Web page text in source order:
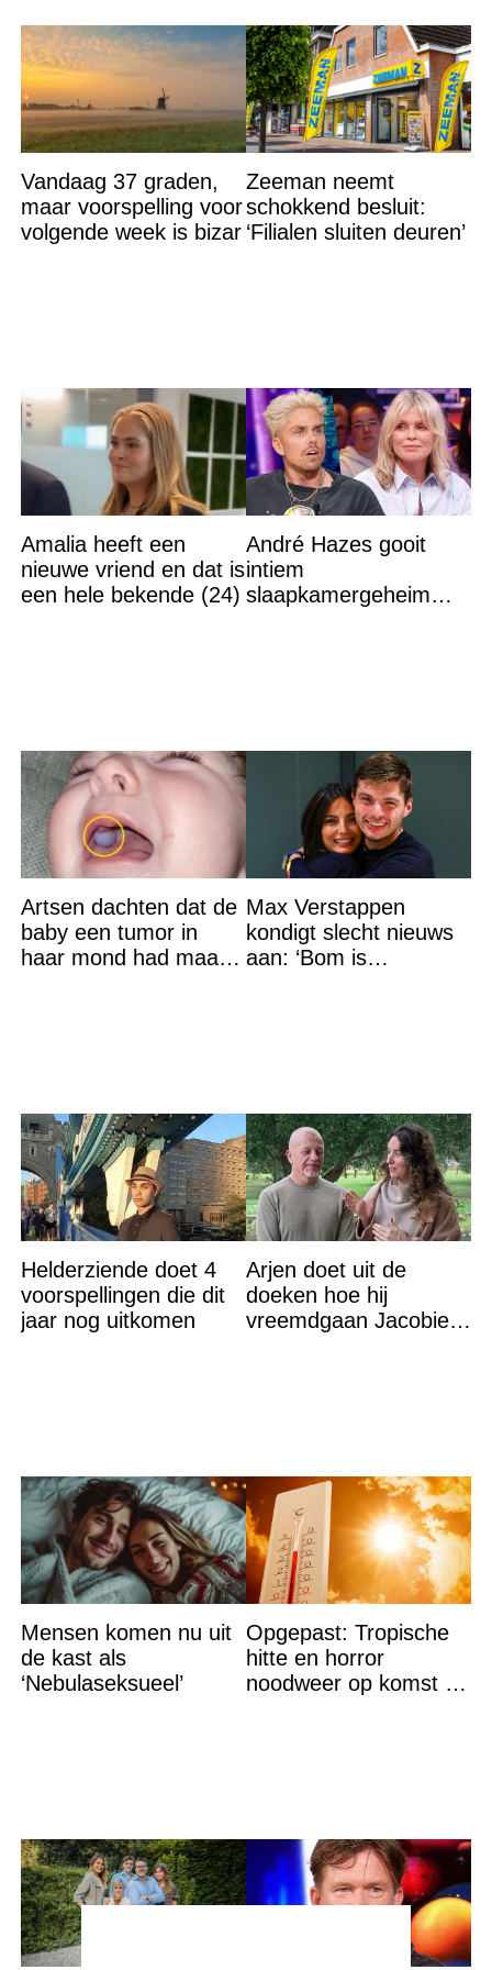
Vandaag 37 graden,
maar voorspelling voor
volgende week is bizar
Zeeman neemt
schokkend besluit:
‘Filialen sluiten deuren’
Amalia heeft een
nieuwe vriend en dat is
een hele bekende (24)
André Hazes gooit
intiem
slaapkamergeheim
Artsen dachten dat de
baby een tumor in
haar mond had maar
Max Verstappen
kondigt slecht nieuws
aan: ‘Bom is
Helderziende doet 4
voorspellingen die dit
jaar nog uitkomen
Arjen doet uit de
doeken hoe hij
vreemdgaan Jacobien
Mensen komen nu uit
de kast als
‘Nebulaseksueel’
Opgepast: Tropische
hitte en horror
noodweer op komst –